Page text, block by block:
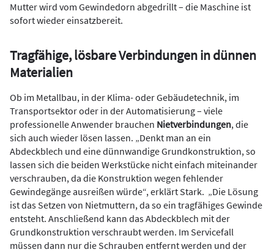
Mutter wird vom Gewindedorn abgedrillt – die Maschine ist
sofort wieder einsatzbereit.
Tragfähige, lösbare Verbindungen in dünnen
Materialien
Ob im Metallbau, in der Klima- oder Gebäudetechnik, im
Transportsektor oder in der Automatisierung – viele
professionelle Anwender brauchen Nietverbindungen, die
sich auch wieder lösen lassen. „Denkt man an ein
Abdeckblech und eine dünnwandige Grundkonstruktion, so
lassen sich die beiden Werkstücke nicht einfach miteinander
verschrauben, da die Konstruktion wegen fehlender
Gewindegänge ausreißen würde“, erklärt Stark. „Die Lösung
ist das Setzen von Nietmuttern, da so ein tragfähiges Gewinde
entsteht. Anschließend kann das Abdeckblech mit der
Grundkonstruktion verschraubt werden. Im Servicefall
müssen dann nur die Schrauben entfernt werden und der